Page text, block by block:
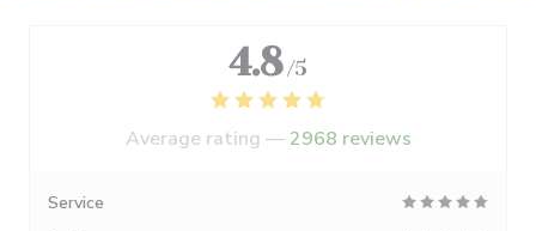
4.8 /5
Average rating —2968 reviews
Service